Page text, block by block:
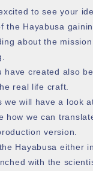
to see your
the Hayabusa
about the
have created also
real life craft.
we will have a look
how we can
version.
Hayabusa either
with the